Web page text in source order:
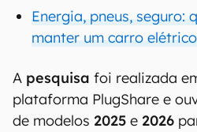
Energia, pneus, seguro:
manter um carro
A pesquisa foi realizada
plataforma PlugShare e
de modelos 2025 e 2026